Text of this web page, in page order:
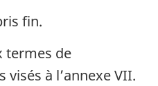
fin.
termes de
à l’annexe VII.